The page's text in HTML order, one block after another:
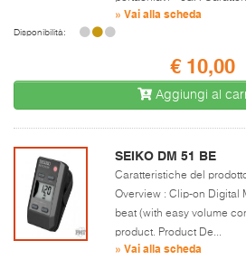
» Vai alla scheda
Disponibilità:
€ 10,00
Aggiungi al
SEIKO DM 51 BE
Caratteristiche del
Overview : Clip-on Digital
beat (with easy volume
product. Product De...
» Vai alla scheda